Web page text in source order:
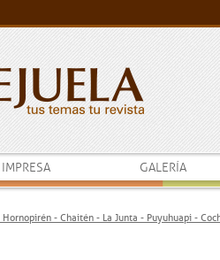
GALERÍA
- Chaitén - La Junta - Puyuhuapi -